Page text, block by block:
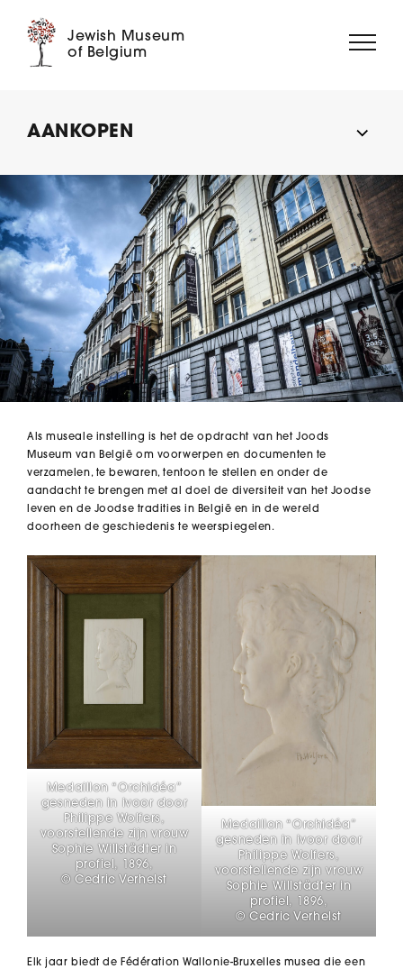
Jewish Museum
of Belgium
MUSEUM
STEUN ONS ➝
AANKOPEN
Als museale instelling is het de opdracht van het Joods
Museum van België om voorwerpen en documenten te
verzamelen, te bewaren, tentoon te stellen en onder de
aandacht te brengen met al doel de diversiteit van het Joodse
leven en de Joodse tradities in België en in de wereld
doorheen de geschiedenis te weerspiegelen.
Medaillon “Orchidéa”
gesneden in ivoor door
Philippe Wolfers,
voorstellende zijn vrouw
Sophie Willstädter in
profiel, 1896,
© Cedric Verhelst
Medaillon “Orchidéa”
gesneden in ivoor door
Philippe Wolfers,
voorstellende zijn vrouw
Sophie Willstädter in
profiel, 1896,
© Cedric Verhelst
Elk jaar biedt de Fédération Wallonie-Bruxelles musea die een